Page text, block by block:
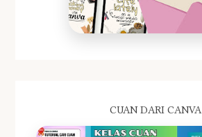
CUAN DARI CANVA